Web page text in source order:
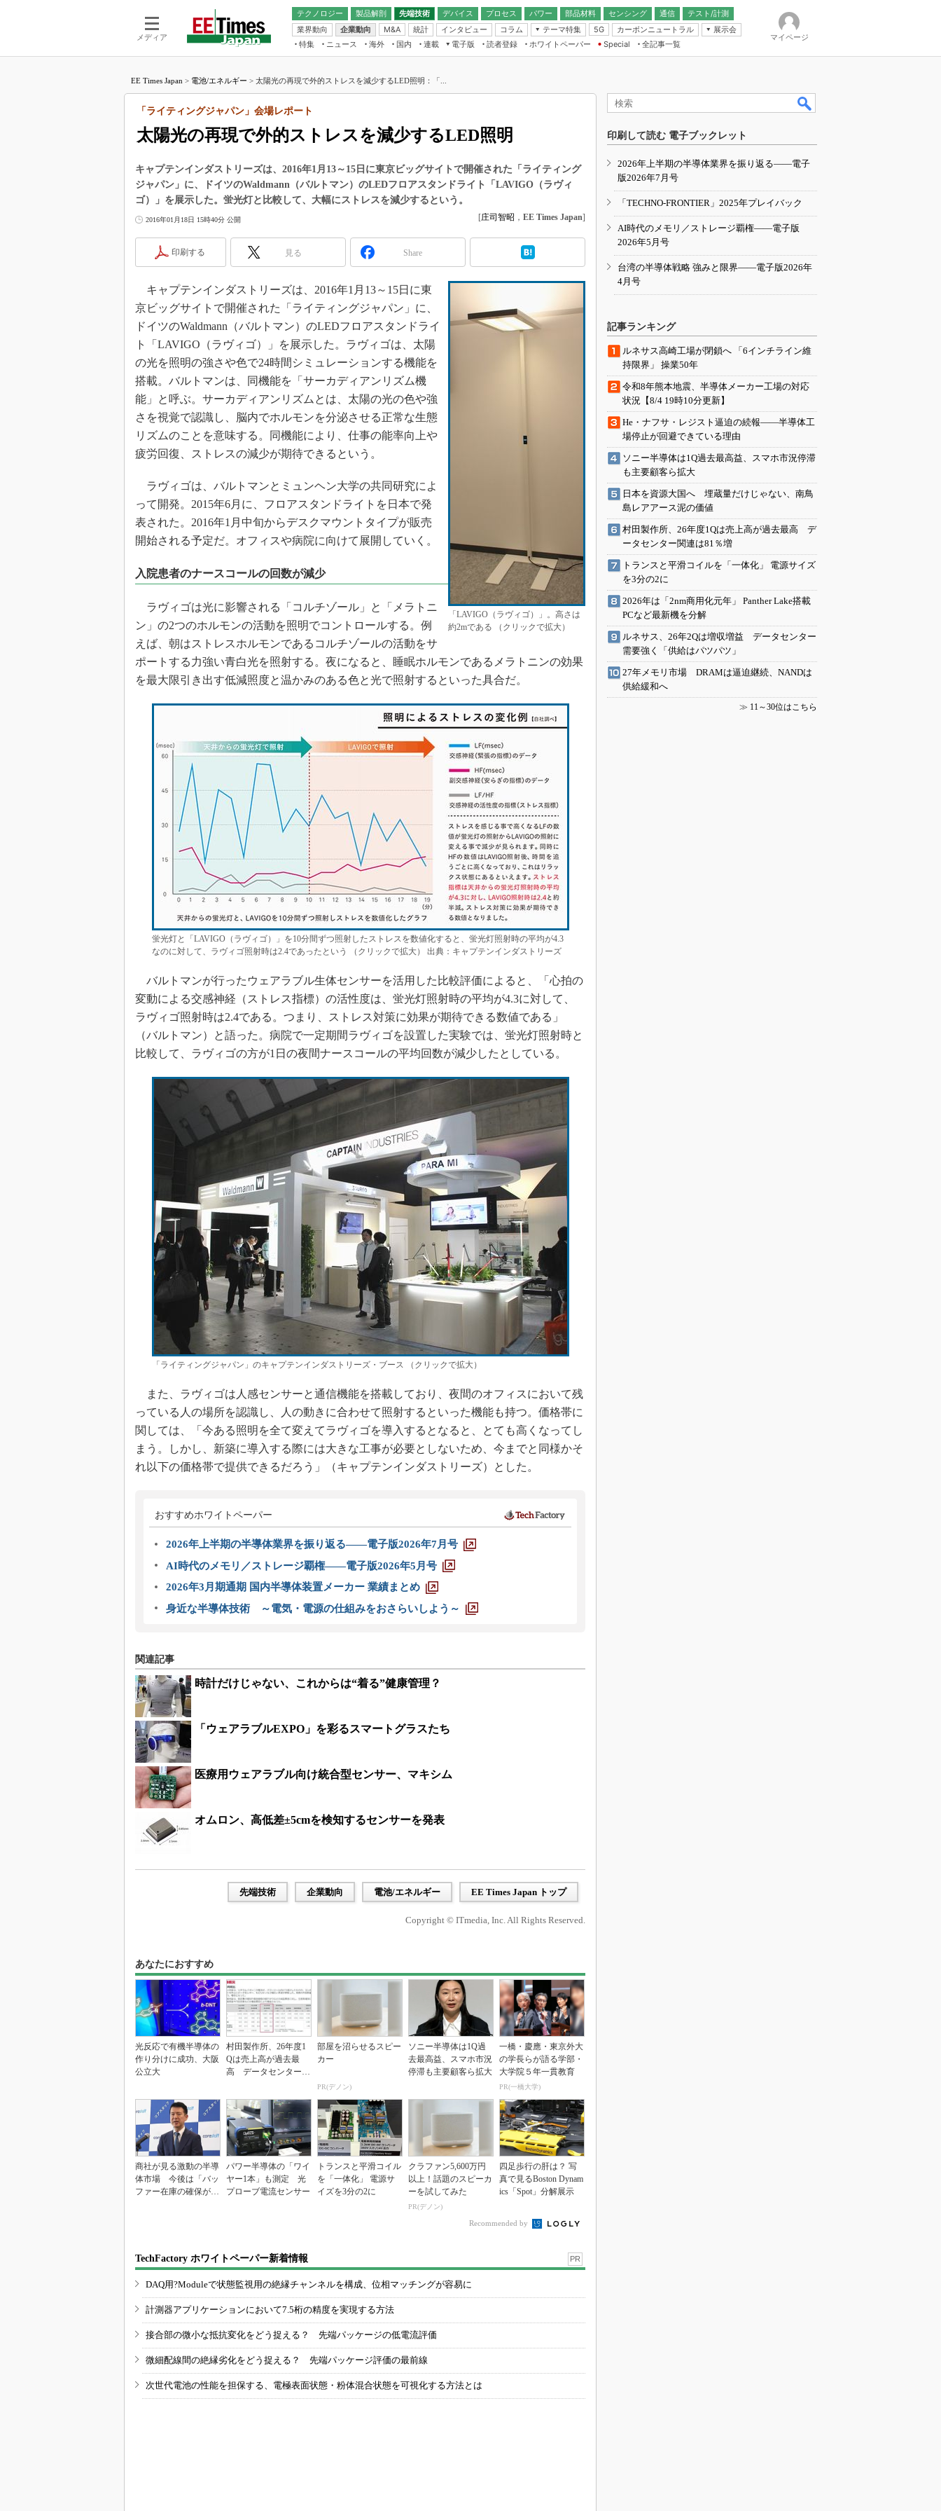
メディア
テクノロジー 製品解剖
先端技術
電池／エネルギー
デバイス
アナログ
マイコン
FPGA
プロセス パワー 部品材料 センシング
通信
無線
テスト/計測
業界動向
企業動向 M&A 統計 インタビュー コラム
テーマ特集
フィジカルAI
読者調査（EE Times Research）
電源設計（EDN Japan）
エレクトロニクス入門（EDN
5G カーボンニュートラル
展示会
IoT・エッジコンピューティング
EXPO
TECHNO-FRONTIER
人とくるま展
特集 ニュース 海外 国内
連載
福田昭のデバイス通信
湯之上隆のナノフォーカス
大山聡の業界スコープ
リタイア直前エンジニアの社会人大
学漂流記
この10年で起こったこと、次の10年
製品分解で探るアジアの新トレンド
“異端児エンジニア”が仕掛けた社内
改革、執念の180日
JASA発IoT通信
IHSアナリスト「未来展望」
「英語に愛されないエンジニア」の
ための新行動論
電子版
電子ブックレット
読者登録 ホワイトペーパー
Special
全記事一覧
マイページ
EE Times Japan > 電池/エネルギー > 太陽光の再現で外的ストレスを減少するLED照明：「...
太陽光の再現で外的ストレスを減少するLED照明
「ライティングジャパン」会場レポート
キャプテンインダストリーズは、2016年1月13～15日に東京ビッグサイトで開催された「ライティング
ジャパン」に、ドイツのWaldmann（バルトマン）のLEDフロアスタンドライト「LAVIGO（ラヴィ
ゴ）」を展示した。蛍光灯と比較して、大幅にストレスを減少するという。
2016年01月18日 15時40分 公開 [庄司智昭 ， EE Times Japan]
印刷する 見る Share
「LAVIGO（ラヴィゴ）」。高さは
約2mである （クリックで拡大）
キャプテンインダストリーズは、2016年1月13～15日に東
京ビッグサイトで開催された「ライティングジャパン」に、
ドイツのWaldmann（バルトマン）のLEDフロアスタンドライ
ト「LAVIGO（ラヴィゴ）」を展示した。ラヴィゴは、太陽
の光を照明の強さや色で24時間シミュレーションする機能を
搭載。バルトマンは、同機能を「サーカディアンリズム機
能」と呼ぶ。サーカディアンリズムとは、太陽の光の色や強
さを視覚で認識し、脳内でホルモンを分泌させる正常な生態
リズムのことを意味する。同機能により、仕事の能率向上や
疲労回復、ストレスの減少が期待できるという。
ラヴィゴは、バルトマンとミュンヘン大学の共同研究によ
って開発。2015年6月に、フロアスタンドライトを日本で発
表された。2016年1月中旬からデスクマウントタイプが販売
開始される予定だ。オフィスや病院に向けて展開していく。
入院患者のナースコールの回数が減少
ラヴィゴは光に影響される「コルチゾール」と「メラトニ
ン」の2つのホルモンの活動を照明でコントロールする。例
えば、朝はストレスホルモンであるコルチゾールの活動をサ
ポートする力強い青白光を照射する。夜になると、睡眠ホルモンであるメラトニンの効果
を最大限引き出す低減照度と温かみのある色と光で照射するといった具合だ。
蛍光灯と「LAVIGO（ラヴィゴ）」を10分間ずつ照射したストレスを数値化すると、蛍光灯照射時の平均が4.3
なのに対して、ラヴィゴ照射時は2.4であったという （クリックで拡大） 出典：キャプテンインダストリーズ
バルトマンが行ったウェアラブル生体センサーを活用した比較評価によると、「心拍の
変動による交感神経（ストレス指標）の活性度は、蛍光灯照射時の平均が4.3に対して、
ラヴィゴ照射時は2.4である。つまり、ストレス対策に効果が期待できる数値である」
（バルトマン）と語った。病院で一定期間ラヴィゴを設置した実験では、蛍光灯照射時と
比較して、ラヴィゴの方が1日の夜間ナースコールの平均回数が減少したとしている。
「ライティングジャパン」のキャプテンインダストリーズ・ブース （クリックで拡大）
また、ラヴィゴは人感センサーと通信機能を搭載しており、夜間のオフィスにおいて残
っている人の場所を認識し、人の動きに合わせて照射するといった機能も持つ。価格帯に
関しては、「今ある照明を全て変えてラヴィゴを導入するとなると、とても高くなってし
まう。しかし、新築に導入する際には大きな工事が必要としないため、今までと同様かそ
れ以下の価格帯で提供できるだろう」（キャプテンインダストリーズ）とした。
おすすめホワイトペーパー
2026年上半期の半導体業界を振り返る――電子版2026年7月号
AI時代のメモリ／ストレージ覇権――電子版2026年5月号
2026年3月期通期 国内半導体装置メーカー 業績まとめ
身近な半導体技術 ～電気・電源の仕組みをおさらいしよう～
関連記事
時計だけじゃない、これからは“着る”健康管理？
「ウェアラブルEXPO」を彩るスマートグラスたち
医療用ウェアラブル向け統合型センサー、マキシム
オムロン、高低差±5cmを検知するセンサーを発表
先端技術 企業動向 電池/エネルギー EE Times Japan トップ
Copyright © ITmedia, Inc. All Rights Reserved.
あなたにおすすめ
光反応で有機半導体の
作り分けに成功、大阪
公立大
村田製作所、26年度1
Qは売上高が過去最
高 データセンター関
部屋を沼らせるスピー
カー
PR(デノン)
ソニー半導体は1Q過
去最高益、スマホ市況
停滞も主要顧客ら拡大
一橋・慶應・東京外大
の学長らが語る学部・
大学院５年一貫教育
PR(一橋大学)
商社が見る激動の半導
体市場 今後は「バッ
ファー在庫の確保が重
パワー半導体の「ワイ
ヤー1本」も測定 光
プローブ電流センサー
トランスと平滑コイル
を「一体化」 電源サ
イズを3分の2に
クラファン5,600万円
以上！話題のスピーカ
ーを試してみた
PR(デノン)
四足歩行の肝は？ 写
真で見るBoston Dynam
ics「Spot」分解展示
Recommended by
TechFactory ホワイトペーパー新着情報 PR
DAQ用?Moduleで状態監視用の絶縁チャンネルを構成、位相マッチングが容易に
計測器アプリケーションにおいて7.5桁の精度を実現する方法
接合部の微小な抵抗変化をどう捉える？ 先端パッケージの低電流評価
微細配線間の絶縁劣化をどう捉える？ 先端パッケージ評価の最前線
次世代電池の性能を担保する、電極表面状態・粉体混合状態を可視化する方法とは
印刷して読む 電子ブックレット
2026年上半期の半導体業界を振り返る――電子
版2026年7月号
「TECHNO-FRONTIER」2025年プレイバック
AI時代のメモリ／ストレージ覇権――電子版
2026年5月号
台湾の半導体戦略 強みと限界――電子版2026年
4月号
記事ランキング
ルネサス高崎工場が閉鎖へ 「6インチライン維
持限界」 操業50年
令和8年熊本地震、半導体メーカー工場の対応
状況【8/4 19時10分更新】
He・ナフサ・レジスト逼迫の続報――半導体工
場停止が回避できている理由
ソニー半導体は1Q過去最高益、スマホ市況停滞
も主要顧客ら拡大
日本を資源大国へ 埋蔵量だけじゃない、南鳥
島レアアース泥の価値
村田製作所、26年度1Qは売上高が過去最高 デ
ータセンター関連は81％増
トランスと平滑コイルを「一体化」 電源サイズ
を3分の2に
2026年は「2nm商用化元年」 Panther Lake搭載
PCなど最新機を分解
ルネサス、26年2Qは増収増益 データセンター
需要強く「供給はパツパツ」
27年メモリ市場 DRAMは逼迫継続、NANDは
供給緩和へ
≫ 11～30位はこちら